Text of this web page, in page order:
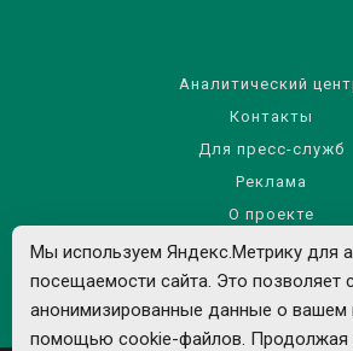
Аналитический
Контакты
Для пресс-служб
Реклама
О проекте
Правила использования
Политика обработки
Мы используем Яндекс.Метрику для
посещаемости сайта. Это позволяет
анонимизированные данные о вашем
помощью cookie-файлов. Продолжая